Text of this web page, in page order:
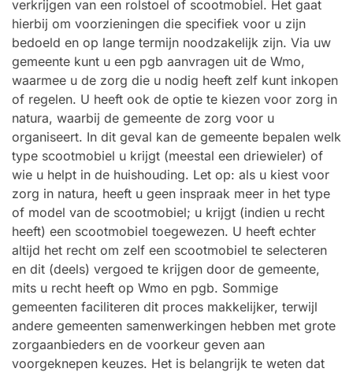
verkrijgen van een rolstoel of scootmobiel. Het gaat
hierbij om voorzieningen die specifiek voor u zijn
bedoeld en op lange termijn noodzakelijk zijn. Via uw
gemeente kunt u een pgb aanvragen uit de Wmo,
waarmee u de zorg die u nodig heeft zelf kunt inkopen
of regelen. U heeft ook de optie te kiezen voor zorg in
natura, waarbij de gemeente de zorg voor u
organiseert. In dit geval kan de gemeente bepalen welk
type scootmobiel u krijgt (meestal een driewieler) of
wie u helpt in de huishouding. Let op: als u kiest voor
zorg in natura, heeft u geen inspraak meer in het type
of model van de scootmobiel; u krijgt (indien u recht
heeft) een scootmobiel toegewezen. U heeft echter
altijd het recht om zelf een scootmobiel te selecteren
en dit (deels) vergoed te krijgen door de gemeente,
mits u recht heeft op Wmo en pgb. Sommige
gemeenten faciliteren dit proces makkelijker, terwijl
andere gemeenten samenwerkingen hebben met grote
zorgaanbieders en de voorkeur geven aan
voorgeknepen keuzes. Het is belangrijk te weten dat